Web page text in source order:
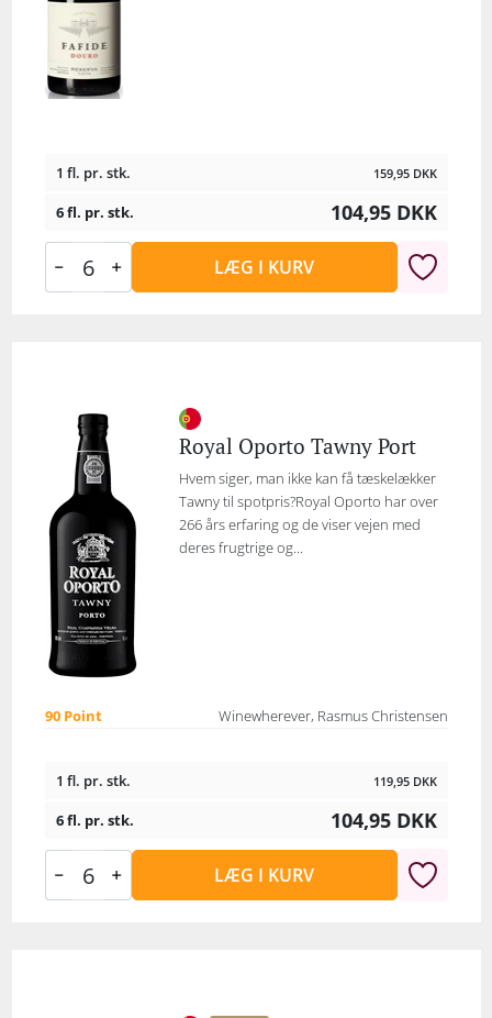
1 fl. pr. stk. 159,95 DKK
6 fl. pr. stk. 104,95 DKK
LÆG I KURV
Royal Oporto Tawny Port
Hvem siger, man ikke kan få tæskelækker
Tawny til spotpris?Royal Oporto har over
266 års erfaring og de viser vejen med
deres frugtrige og...
90 Point Winewherever, Rasmus Christensen
1 fl. pr. stk. 119,95 DKK
6 fl. pr. stk. 104,95 DKK
LÆG I KURV